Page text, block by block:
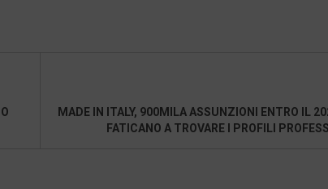
MADE IN ITALY, 900MILA ASSUNZIONI ENTRO IL
FATICANO A TROVARE I PROFILI